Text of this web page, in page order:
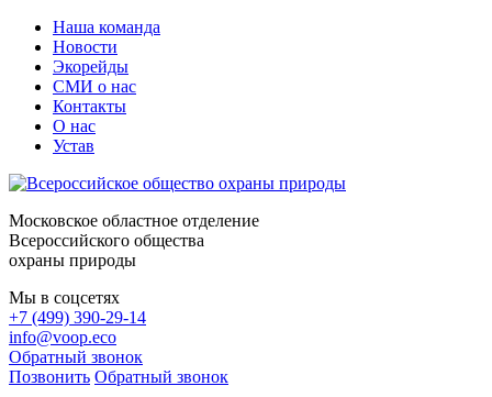
Наша команда
Новости
Экорейды
СМИ о нас
Контакты
О нас
Устав
Московское областное отделение
Всероссийского общества
охраны природы
Мы в соцсетях
+7 (499) 390-29-14
info@voop.eco
Обратный звонок
Позвонить Обратный звонок